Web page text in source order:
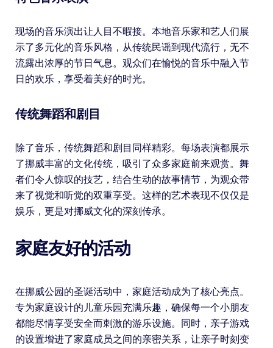
现场的音乐演出让人目不暇接。本地音乐家和艺人们展
示了多元化的音乐风格，从传统民谣到现代流行，无不
流露出浓厚的节日气息。观众们在愉悦的音乐中融入节
日的欢乐，享受着美好的时光。
传统舞蹈和剧目
除了音乐，传统舞蹈和剧目同样精彩。每场表演都展示
了挪威丰富的文化传统，吸引了众多家庭前来观赏。舞
者们令人惊叹的技艺，结合生动的故事情节，为观众带
来了视觉和听觉的双重享受。这样的艺术表现不仅仅是
娱乐，更是对挪威文化的深刻传承。
家庭友好的活动
在挪威公园的圣诞活动中，家庭活动成为了核心亮点。
专为家庭设计的儿童乐园充满乐趣，确保每一个小朋友
都能尽情享受安全而刺激的游乐设施。同时，亲子游戏
的设置增进了家庭成员之间的亲密关系，让亲子时刻变